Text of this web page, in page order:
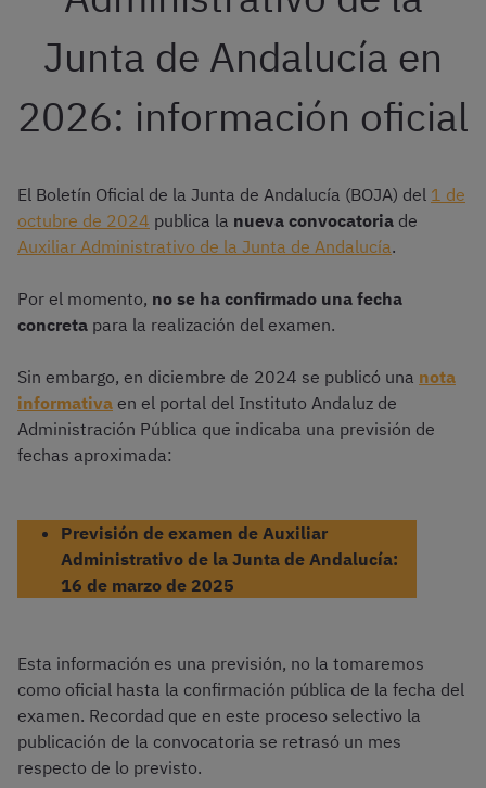
Junta de Andalucía en
2026: información oficial
El Boletín Oficial de la Junta de Andalucía (BOJA) del 1 de
octubre de 2024 publica la nueva convocatoria de
Auxiliar Administrativo de la Junta de Andalucía.
Por el momento, no se ha confirmado una fecha
concreta para la realización del examen.
Sin embargo, en diciembre de 2024 se publicó una nota
informativa en el portal del Instituto Andaluz de
Administración Pública que indicaba una previsión de
fechas aproximada:
Previsión de examen de Auxiliar
Administrativo de la Junta de Andalucía:
16 de marzo de 2025
Esta información es una previsión, no la tomaremos
como oficial hasta la confirmación pública de la fecha del
examen. Recordad que en este proceso selectivo la
publicación de la convocatoria se retrasó un mes
respecto de lo previsto.